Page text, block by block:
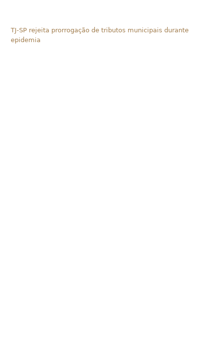
TJ-SP rejeita prorrogação de tributos municipais durante
epidemia